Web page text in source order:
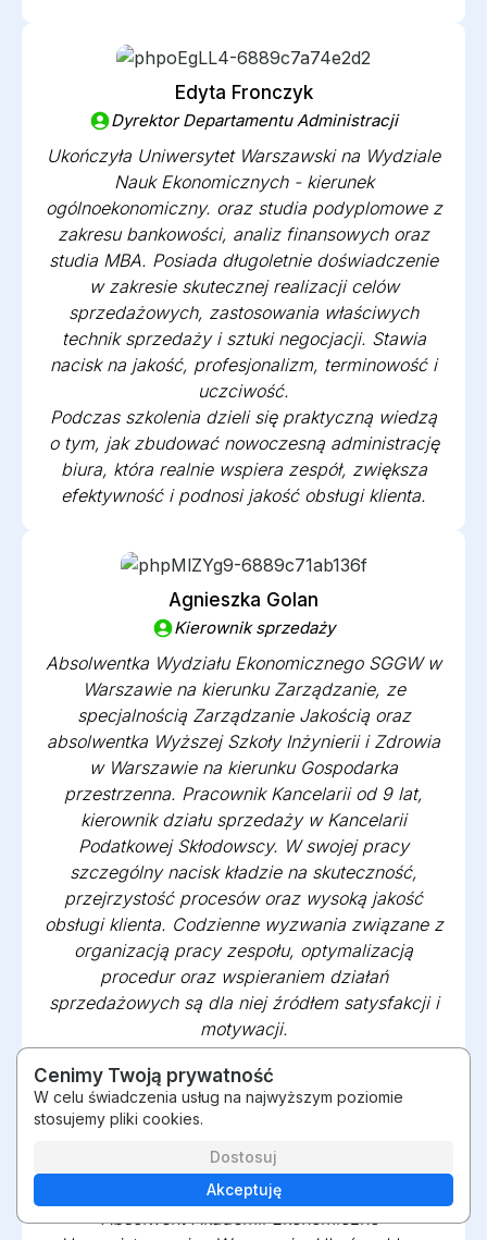
Edyta Fronczyk
Dyrektor Departamentu Administracji
Ukończyła Uniwersytet Warszawski na Wydziale
Nauk Ekonomicznych - kierunek
ogólnoekonomiczny. oraz studia podyplomowe z
zakresu bankowości, analiz finansowych oraz
studia MBA. Posiada długoletnie doświadczenie
w zakresie skutecznej realizacji celów
sprzedażowych, zastosowania właściwych
technik sprzedaży i sztuki negocjacji. Stawia
nacisk na jakość, profesjonalizm, terminowość i
uczciwość.
Podczas szkolenia dzieli się praktyczną wiedzą
o tym, jak zbudować nowoczesną administrację
biura, która realnie wspiera zespół, zwiększa
efektywność i podnosi jakość obsługi klienta.
Agnieszka Golan
Kierownik sprzedaży
Absolwentka Wydziału Ekonomicznego SGGW w
Warszawie na kierunku Zarządzanie, ze
specjalnością Zarządzanie Jakością oraz
absolwentka Wyższej Szkoły Inżynierii i Zdrowia
w Warszawie na kierunku Gospodarka
przestrzenna. Pracownik Kancelarii od 9 lat,
kierownik działu sprzedaży w Kancelarii
Podatkowej Skłodowscy. W swojej pracy
szczególny nacisk kładzie na skuteczność,
przejrzystość procesów oraz wysoką jakość
obsługi klienta. Codzienne wyzwania związane z
organizacją pracy zespołu, optymalizacją
procedur oraz wspieraniem działań
sprzedażowych są dla niej źródłem satysfakcji i
motywacji.
Dawid Piech
Dyrektor Działu Merytoryki
Absolwent Akademii Ekonomiczno-
Cenimy Twoją prywatność
W celu świadczenia usług na najwyższym poziomie
stosujemy pliki cookies.
Dostosuj
Akceptuję